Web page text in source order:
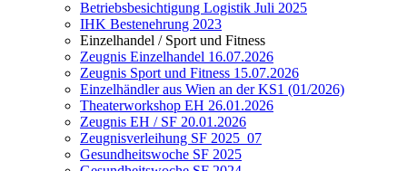
Betriebsbesichtigung Logistik Juli 2025
IHK Bestenehrung 2023
Einzelhandel / Sport und Fitness
Zeugnis Einzelhandel 16.07.2026
Zeugnis Sport und Fitness 15.07.2026
Einzelhändler aus Wien an der KS1 (01/2026)
Theaterworkshop EH 26.01.2026
Zeugnis EH / SF 20.01.2026
Zeugnisverleihung SF 2025_07
Gesundheitswoche SF 2025